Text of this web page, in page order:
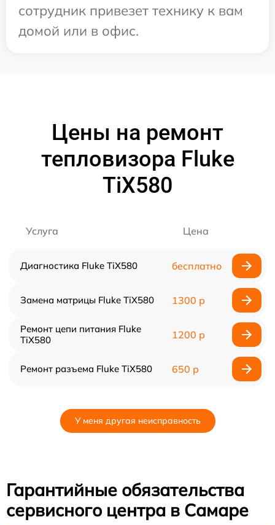
сотрудник привезет технику к вам
домой или в офис.
Цены на ремонт
тепловизора Fluke
TiX580
Услуга Цена
Диагностика Fluke TiX580 бесплатно
Замена матрицы Fluke TiX580 1300 р
Ремонт цепи питания Fluke
TiX580
1200 р
Ремонт разъема Fluke TiX580 650 р
У меня другая неисправность
Гарантийные обязательства
сервисного центра в Самаре